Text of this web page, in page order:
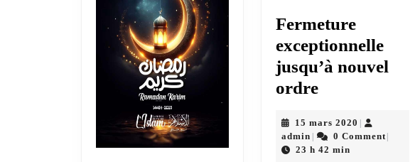
Fermeture
exceptionnelle
jusqu’à nouvel
ordreFermeture
jusqu’à
nouvel
15 mars 2020 15
mars
|
admin admin
| 0 Comment |
23 h 42 min